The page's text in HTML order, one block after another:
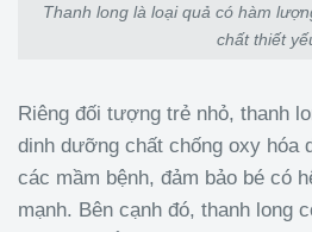
Thanh long là loại quả có hàm
chất thiết
Riêng đối tượng trẻ nhỏ, thanh
dinh dưỡng chất chống oxy hóa
các mầm bệnh, đảm bảo bé có
mạnh. Bên cạnh đó, thanh long